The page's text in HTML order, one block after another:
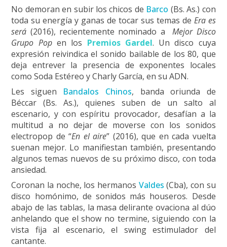
No demoran en subir los chicos de Barco (Bs. As.) con
toda su energía y ganas de tocar sus temas de Era es
será (2016), recientemente nominado aMejor Disco
Grupo Popen los Premios Gardel. Un disco cuya
expresión reivindica el sonido bailable de los 80, que
deja entrever la presencia de exponentes locales
como Soda Estéreo y Charly García, en su ADN.
Les siguen Bandalos Chinos, banda oriunda de
Béccar (Bs. As.), quienes suben de un salto al
escenario, y con espíritu provocador, desafían a la
multitud a no dejar de moverse con los sonidos
electropop de “En el aire” (2016), que en cada vuelta
suenan mejor. Lo manifiestan también, presentando
algunos temas nuevos de su próximo disco, con toda
ansiedad.
Coronan la noche, los hermanos Valdes (Cba), con su
disco homónimo, de sonidos más houseros. Desde
abajo de las tablas, la masa delirante ovaciona al dúo
anhelando que el show no termine, siguiendo con la
vista fija al escenario, el swing estimulador del
cantante.